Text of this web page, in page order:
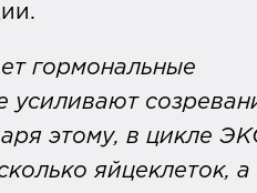
гормональные
усиливают
этому, в цикле
яйцеклеток, а